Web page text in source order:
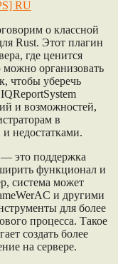
о классной
Rust. Этот плагин
где ценится
организовать
чтобы уберечь
и возможностей,
в
недостатками.
это поддержка
функционал и
система может
и другими
для более
процесса. Такое
создать более
на сервере.